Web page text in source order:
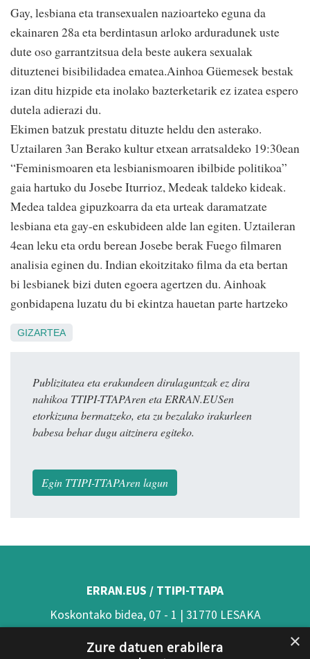
Gay, lesbiana eta transexualen nazioarteko eguna da
ekainaren 28a eta berdintasun arloko arduradunek uste
dute oso garrantzitsua dela beste aukera sexualak
dituztenei bisibilidadea ematea.Ainhoa Güemesek bestak
izan ditu hizpide eta inolako bazterketarik ez izatea espero
dutela adierazi du.
Ekimen batzuk prestatu dituzte heldu den asterako.
Uztailaren 3an Berako kultur etxean arratsaldeko 19:30ean
“Feminismoaren eta lesbianismoaren ibilbide politikoa”
gaia hartuko du Josebe Iturrioz, Medeak taldeko kideak.
Medea taldea gipuzkoarra da eta urteak daramatzate
lesbiana eta gay-en eskubideen alde lan egiten. Uztaileran
4ean leku eta ordu berean Josebe berak Fuego filmaren
analisia eginen du. Indian ekoitzitako filma da eta bertan
bi lesbianek bizi duten egoera agertzen du. Ainhoak
gonbidapena luzatu du bi ekintza hauetan parte hartzeko
GIZARTEA
Publizitatea eta erakundeen dirulaguntzak ez dira
nahikoa TTIPI-TTAPAren eta ERRAN.EUSen
etorkizuna bermatzeko, eta zu bezalako irakurleen
babesa behar dugu aitzinera egiteko.
Egin TTIPI-TTAPAren lagun
ERRAN.EUS / TTIPI-TTAPA
Koskontako bidea, 07 - 1 | 31770 LESAKA
(Nafarroa)
×
Zure datuen erabilera